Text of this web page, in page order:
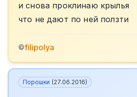
и снова проклинаю крылья
что не дают по ней ползти
©filipolya
Порошки (27.06.2016)